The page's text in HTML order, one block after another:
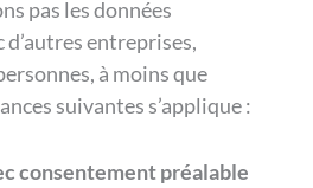
pas les données
d’autres entreprises,
à moins que
suivantes s’applique :
consentement préalable